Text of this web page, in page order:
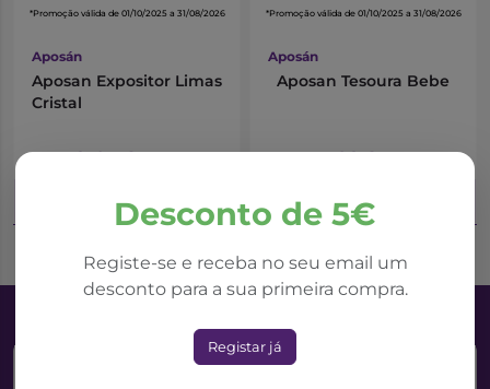
Desconto de 5€
Registe-se e receba no seu email um
desconto para a sua primeira compra.
Registar já
*Promoção válida de 01/10/2025 a 31/08/2026
Aposán
Aposan Expositor Limas
Cristal
2,05€
Adicionar ao Carrinho
*Promoção válida de 01/10/2025 a 31/08/2026
Aposán
Aposan Tesoura Bebe
5,62€
Adicionar ao Carrinho